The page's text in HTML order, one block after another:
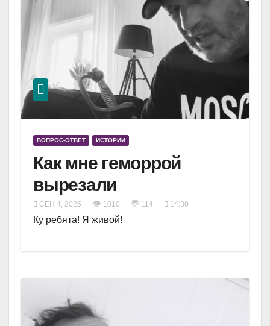
ВОПРОС-ОТВЕТ ИСТОРИИ
Как мне геморрой
вырезали
СЕН 4, 2025 👁 1010 💬 114 14:30
Ку ребята! Я живой!